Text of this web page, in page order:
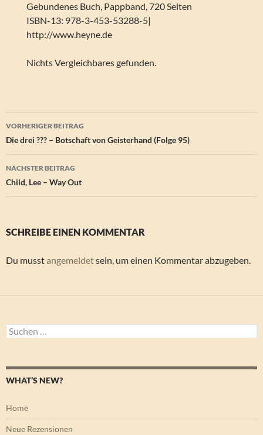
Gebundenes Buch, Pappband, 720 Seiten
ISBN-13: 978-3-453-53288-5|
http://www.heyne.de
Nichts Vergleichbares gefunden.
Beitragsnavigation
VORHERIGER BEITRAG
Die drei ??? – Botschaft von Geisterhand (Folge 95)
NÄCHSTER BEITRAG
Child, Lee – Way Out
SCHREIBE EINEN KOMMENTAR
Du musstangemeldetsein, um einen Kommentar abzugeben.
Suchen
nach:
WHAT’S NEW?
Home
Neue Rezensionen